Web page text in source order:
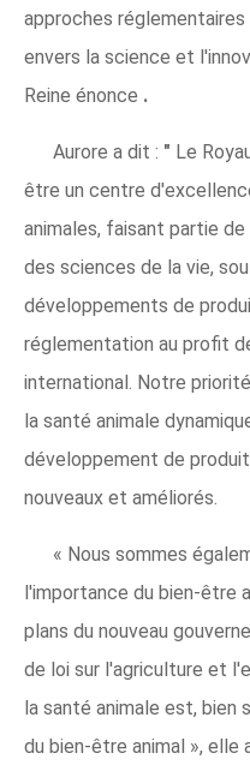
approches
envers la science et
Reine énonce .
Aurore a dit : " Le
être un centre
animales, faisant partie
des sciences de la vie,
développements de
réglementation au profit
international. Notre
la santé animale
développement de
nouveaux et améliorés.
« Nous sommes
l'importance du bien-être
plans du nouveau
de loi sur l'agriculture et
la santé animale est, bien
du bien-être animal », elle